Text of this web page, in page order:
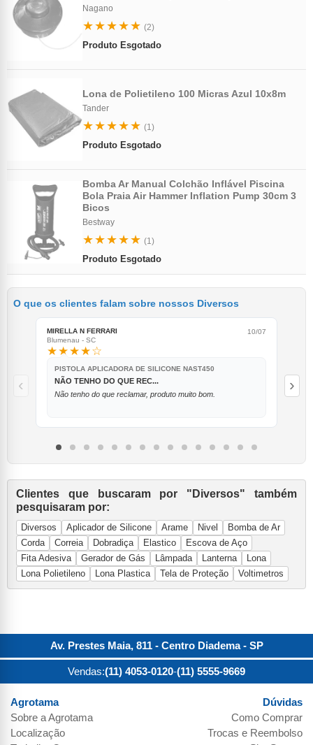
Nagano
★★★★★ (2)
Produto Esgotado
Lona de Polietileno 100 Micras Azul 10x8m
Tander
★★★★★ (1)
Produto Esgotado
Bomba Ar Manual Colchão Inflável Piscina
Bola Praia Air Hammer Inflation Pump 30cm 3
Bicos
Bestway
★★★★★ (1)
Produto Esgotado
O que os clientes falam sobre nossos Diversos
‹
MIRELLA N FERRARI
Blumenau - SC
10/07
★★★★☆
PISTOLA APLICADORA DE SILICONE NAST450
NÃO TENHO DO QUE REC...
Não tenho do que reclamar, produto muito bom.
›
Clientes que buscaram por "Diversos" também
pesquisaram por:
Diversos Aplicador de Silicone Arame Nivel
Bomba de Ar
Corda
Correia Dobradiça Elastico
Escova de Aço
Fita Adesiva
Gerador de Gás Lâmpada Lanterna
Lona
Lona Polietileno
Lona Plastica Tela de Proteção Voltimetros
Av. Prestes Maia, 811 - Centro Diadema- SP
Vendas:(11) 4053-0120-(11) 5555-9669
Agrotama
Sobre aAgrotama
Localização
Dúvidas
Como Comprar
Trocas e Reembolso